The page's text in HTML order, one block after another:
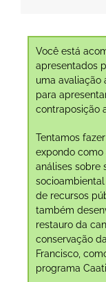
Você está
apresentados
uma avaliação
para
contraposição
Tentamos
expondo como
análises sobre
de recursos
também
restauro da
conservação
Francisco,
programa